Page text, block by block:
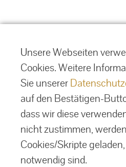
Unsere Webseiten
Cookies. Weitere
Sie unserer
auf den Bestätigen-
dass wir diese
nicht zustimmen,
Cookies/Skripte
notwendig sind.